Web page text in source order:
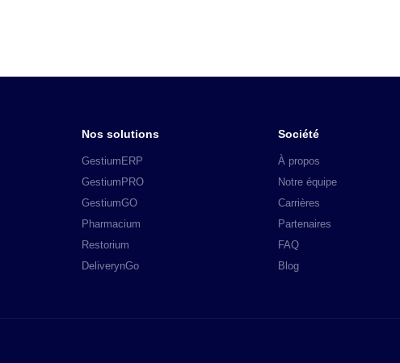
Nos solutions
GestiumERP
GestiumPRO
GestiumGO
Pharmacium
Restorium
DeliverynGo
Société
À propos
Notre équipe
Carrières
Partenaires
FAQ
Blog